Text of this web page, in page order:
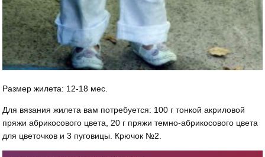
Размер жилета: 12-18 мес.
Для вязания жилета вам потребуется: 100 г тонкой акриловой
пряжи абрикосового цвета, 20 г пряжи темно-абрикосового цвета
для цветочков и 3 пуговицы. Крючок №2.